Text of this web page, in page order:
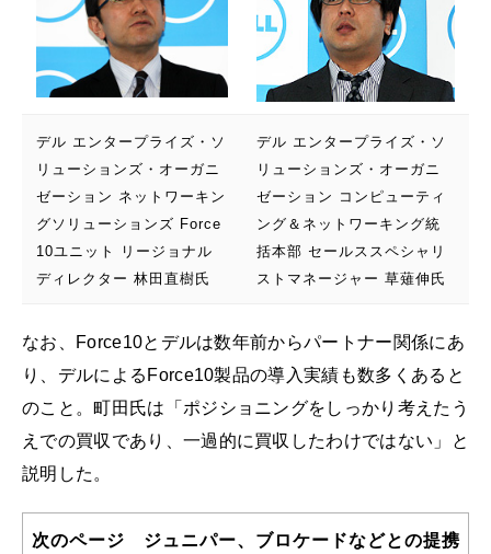
デル エンタープライズ・ソ
リューションズ・オーガニ
ゼーション ネットワーキン
グソリューションズ Force
10ユニット リージョナル
ディレクター 林田直樹氏
デル エンタープライズ・ソ
リューションズ・オーガニ
ゼーション コンピューティ
ング＆ネットワーキング統
括本部 セールススペシャリ
ストマネージャー 草薙伸氏
なお、Force10とデルは数年前からパートナー関係にあ
り、デルによるForce10製品の導入実績も数多くあると
のこと。町田氏は「ポジショニングをしっかり考えたう
えでの買収であり、一過的に買収したわけではない」と
説明した。
次のページ ジュニパー、ブロケードなどとの提携